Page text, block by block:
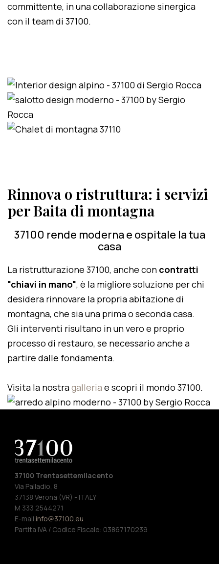
committente, in una collaborazione sinergica
con il team di 37100.
Rinnova o ristruttura: i servizi
per Baita di montagna
37100 rende moderna e ospitale la tua
casa
La ristrutturazione 37100, anche con contratti
"chiavi in mano", è la migliore soluzione per chi
desidera rinnovare la propria abitazione di
montagna, che sia una prima o seconda casa.
Gli interventi risultano in un vero e proprio
processo di restauro, se necessario anche a
partire dalle fondamenta.
Visita la nostragalleria e scopri il mondo 37100.
37100 Trentasettemilacento
Via Palladio, 8
37138 Verona (VR) - ITALY
M 333 2544271
E-mail info@37100.eu
Partita IVA / Codice Fiscale: 03867170239